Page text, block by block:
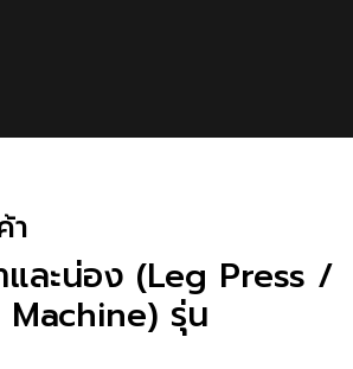
า
และน่อง (Leg Press /
Machine) รุ่น